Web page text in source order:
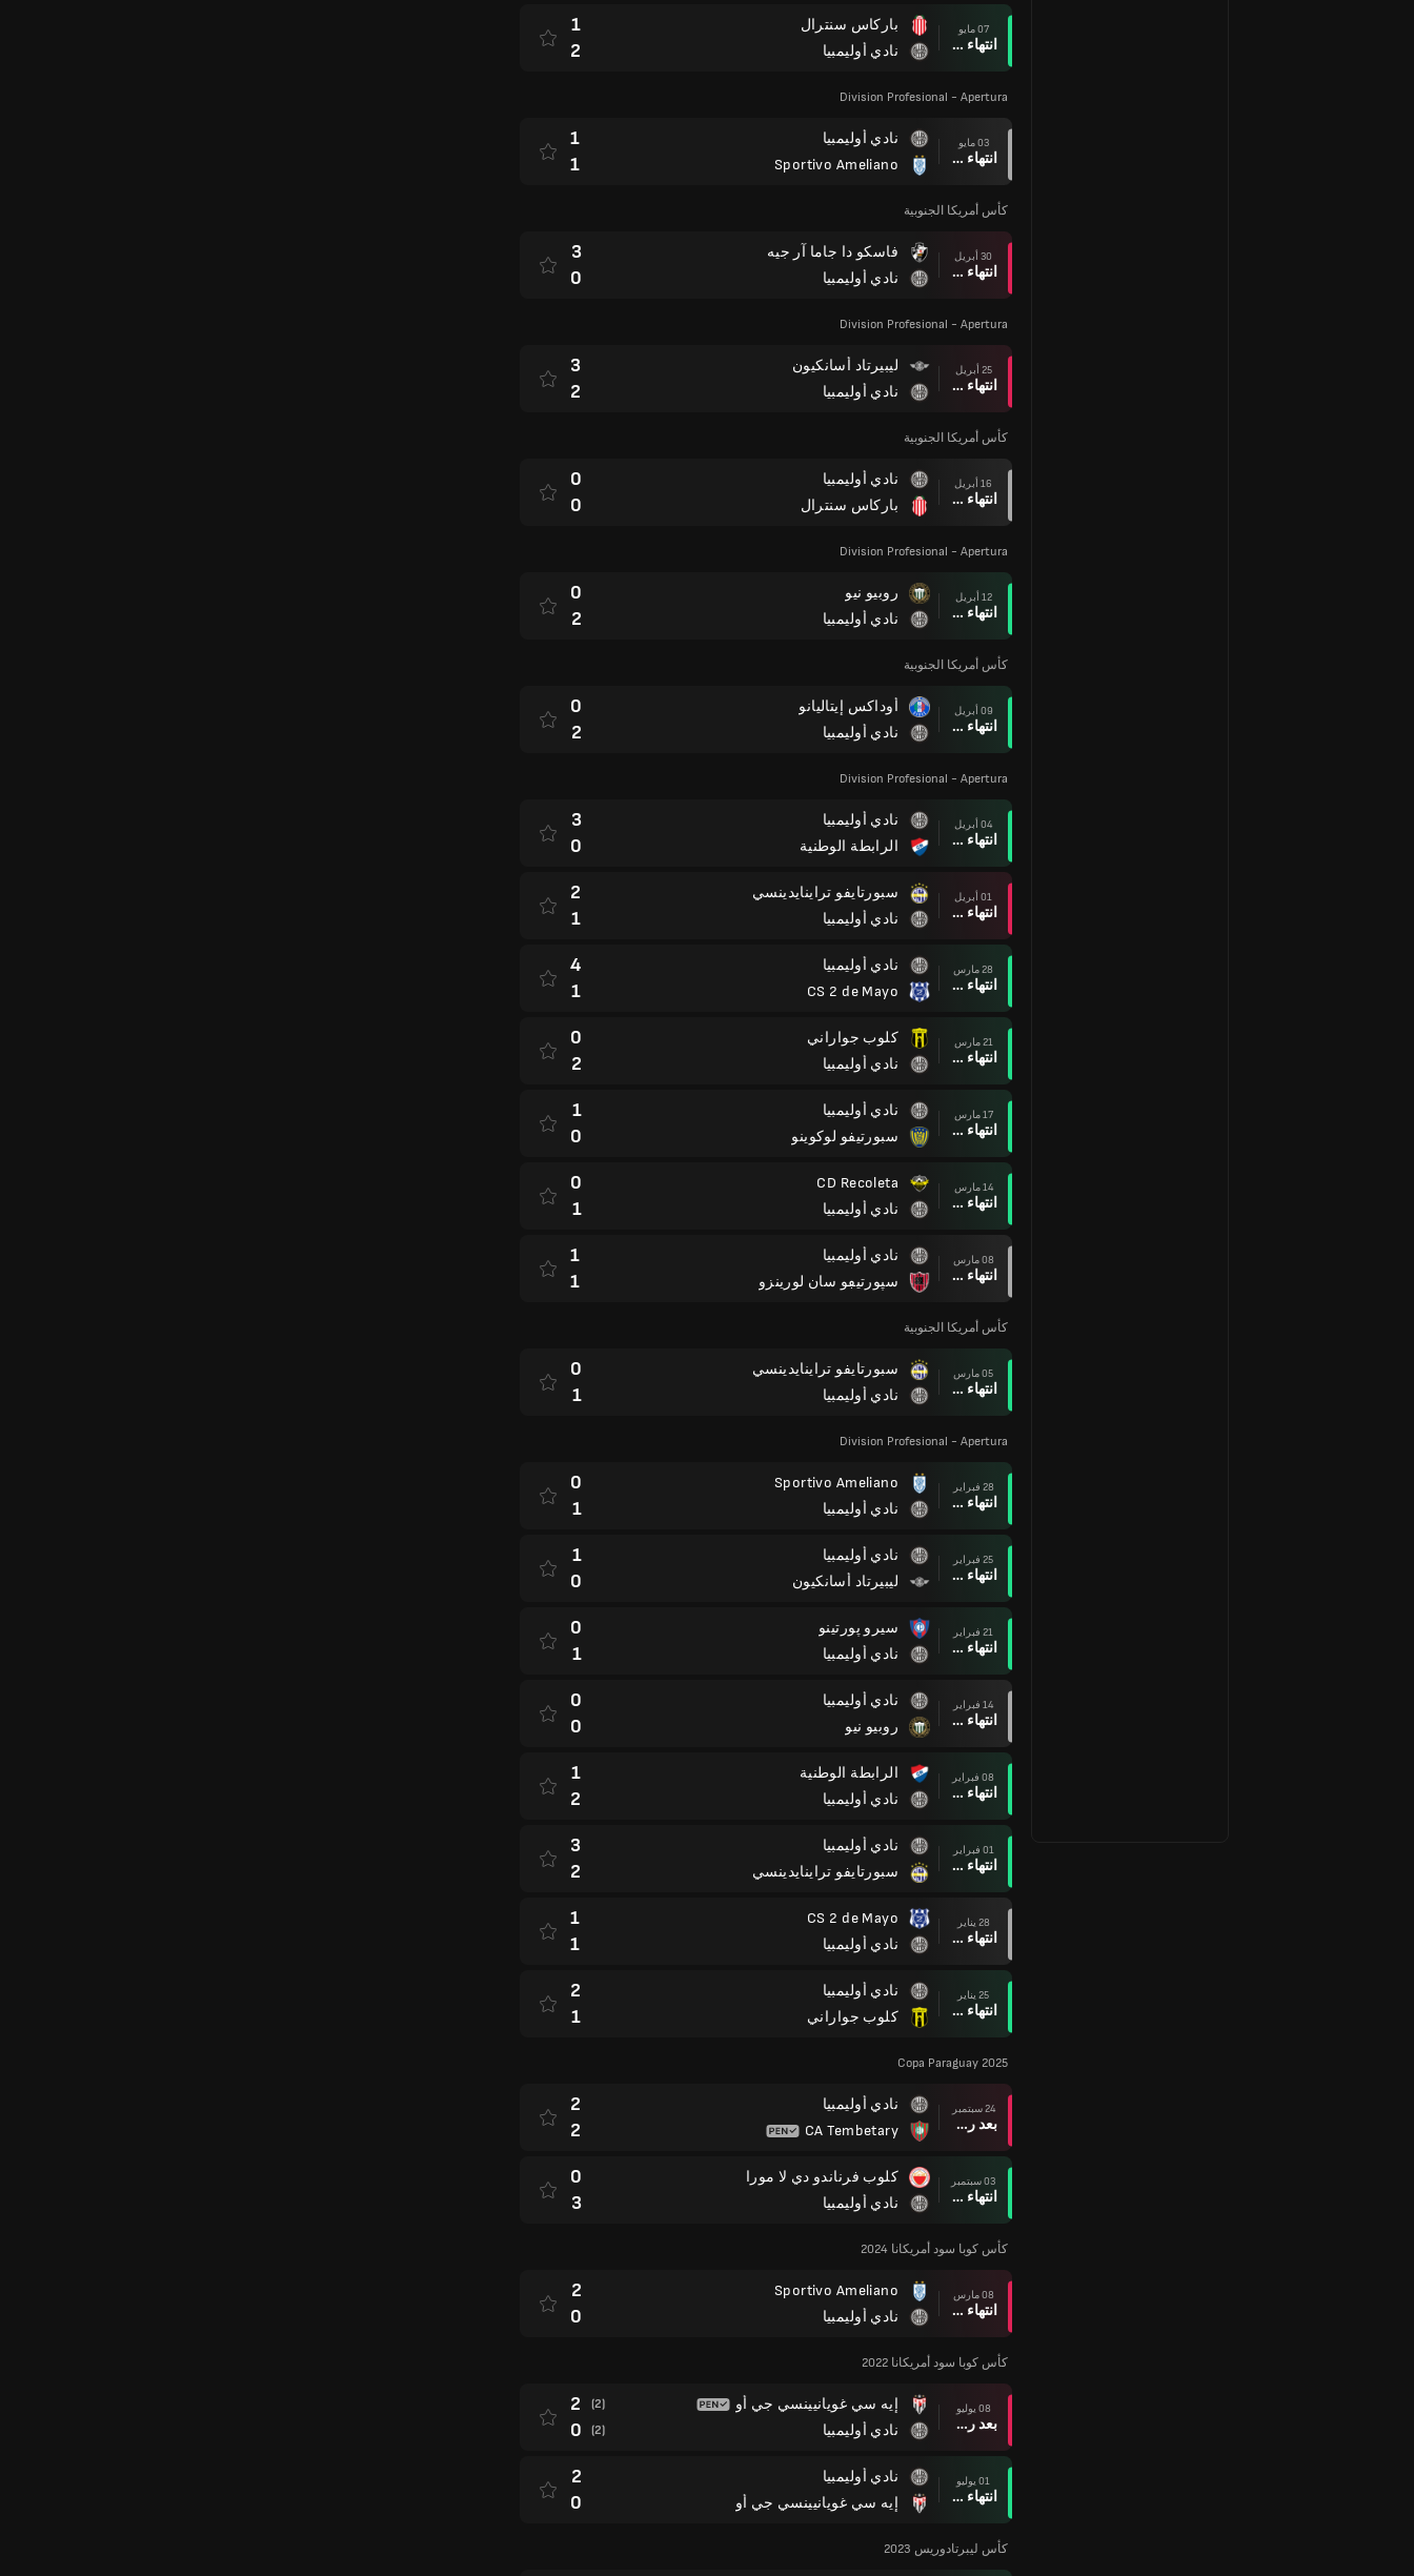
07 مايو
انتهاء وقت المباراة
باركاس سنترال
نادي أوليمبيا
1
2
Division Profesional - Apertura
03 مايو
انتهاء وقت المباراة
نادي أوليمبيا
Sportivo Ameliano
1
1
كأس أمريكا الجنوبية
30 أبريل
انتهاء وقت المباراة
فاسكو دا جاما آر جيه
نادي أوليمبيا
3
0
Division Profesional - Apertura
25 أبريل
انتهاء وقت المباراة
ليبيرتاد أسانكيون
نادي أوليمبيا
3
2
كأس أمريكا الجنوبية
16 أبريل
انتهاء وقت المباراة
نادي أوليمبيا
باركاس سنترال
0
0
Division Profesional - Apertura
12 أبريل
انتهاء وقت المباراة
روبيو نيو
نادي أوليمبيا
0
2
كأس أمريكا الجنوبية
09 أبريل
انتهاء وقت المباراة
أوداكس إيتاليانو
نادي أوليمبيا
0
2
Division Profesional - Apertura
04 أبريل
انتهاء وقت المباراة
نادي أوليمبيا
الرابطة الوطنية
3
0
01 أبريل
انتهاء وقت المباراة
سبورتايفو تراينايدينسي
نادي أوليمبيا
2
1
28 مارس
انتهاء وقت المباراة
نادي أوليمبيا
CS 2 de Mayo
4
1
21 مارس
انتهاء وقت المباراة
كلوب جواراني
نادي أوليمبيا
0
2
17 مارس
انتهاء وقت المباراة
نادي أوليمبيا
سبورتيفو لوكوينو
1
0
14 مارس
انتهاء وقت المباراة
CD Recoleta
نادي أوليمبيا
0
1
08 مارس
انتهاء وقت المباراة
نادي أوليمبيا
سپورتيڢو سان لورينزو
1
1
كأس أمريكا الجنوبية
05 مارس
انتهاء وقت المباراة
سبورتايفو تراينايدينسي
نادي أوليمبيا
0
1
Division Profesional - Apertura
28 فبراير
انتهاء وقت المباراة
Sportivo Ameliano
نادي أوليمبيا
0
1
25 فبراير
انتهاء وقت المباراة
نادي أوليمبيا
ليبيرتاد أسانكيون
1
0
21 فبراير
انتهاء وقت المباراة
سيرو پورتينو
نادي أوليمبيا
0
1
14 فبراير
انتهاء وقت المباراة
نادي أوليمبيا
روبيو نيو
0
0
08 فبراير
انتهاء وقت المباراة
الرابطة الوطنية
نادي أوليمبيا
1
2
01 فبراير
انتهاء وقت المباراة
نادي أوليمبيا
سبورتايفو تراينايدينسي
3
2
28 يناير
انتهاء وقت المباراة
CS 2 de Mayo
نادي أوليمبيا
1
1
25 يناير
انتهاء وقت المباراة
نادي أوليمبيا
كلوب جواراني
2
1
Copa Paraguay 2025
24 سبتمبر
بعد ركلات الترجيح
نادي أوليمبيا
CA Tembetary
2
2
03 سبتمبر
انتهاء وقت المباراة
كلوب فرناندو دي لا مورا
نادي أوليمبيا
0
3
كأس كوبا سود أمريكانا 2024
08 مارس
انتهاء وقت المباراة
Sportivo Ameliano
نادي أوليمبيا
2
0
كأس كوبا سود أمريكانا 2022
08 يوليو
بعد ركلات الترجيح
إيه سي غويانيينسي جي أو
نادي أوليمبيا
(2)
2
(2)
0
01 يوليو
انتهاء وقت المباراة
نادي أوليمبيا
إيه سي غويانيينسي جي أو
2
0
كأس ليبرتادوريس 2023